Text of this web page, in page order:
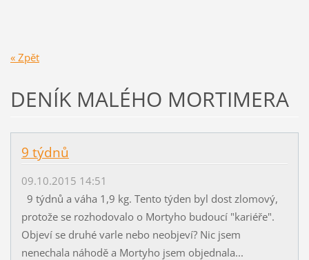
« Zpět
DENÍK MALÉHO MORTIMERA
9 týdnů
09.10.2015 14:51
9 týdnů a váha 1,9 kg. Tento týden byl dost zlomový,
protože se rozhodovalo o Mortyho budoucí "kariéře".
Objeví se druhé varle nebo neobjeví? Nic jsem
nenechala náhodě a Mortyho jsem objednala...